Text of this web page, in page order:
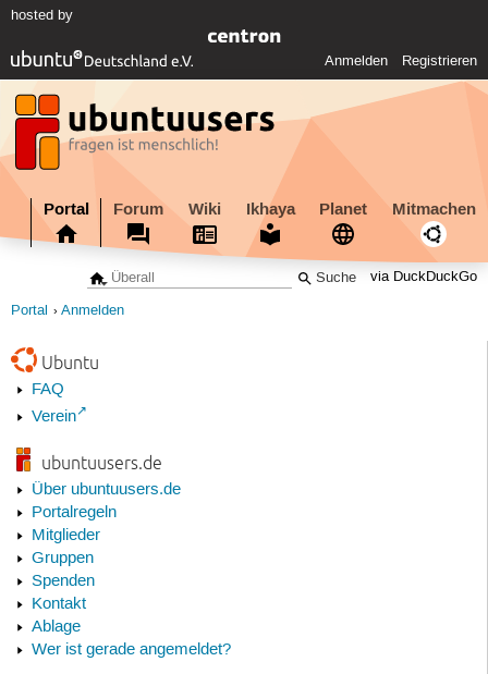
hosted by
Anmelden Registrieren
Portal Forum Wiki Ikhaya Planet Mitmachen
via DuckDuckGo
Portal Anmelden
Ubuntu
FAQ
Verein
ubuntuusers.de
Über ubuntuusers.de
Portalregeln
Mitglieder
Gruppen
Spenden
Kontakt
Ablage
Wer ist gerade angemeldet?